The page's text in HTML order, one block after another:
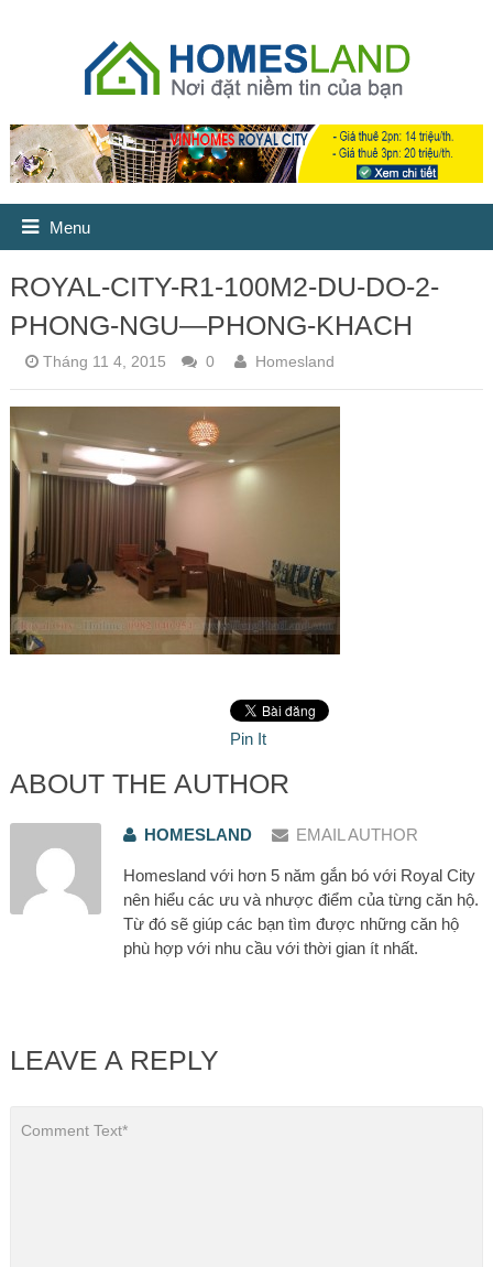
Menu
ROYAL-CITY-R1-100M2-DU-DO-2-
PHONG-NGU—PHONG-KHACH
Tháng 11 4, 2015 0 Homesland
Pin It
ABOUT THE AUTHOR
HOMESLAND EMAIL AUTHOR
Homesland với hơn 5 năm gắn bó với Royal City
nên hiểu các ưu và nhược điểm của từng căn hộ.
Từ đó sẽ giúp các bạn tìm được những căn hộ
phù hợp với nhu cầu với thời gian ít nhất.
LEAVE A REPLY